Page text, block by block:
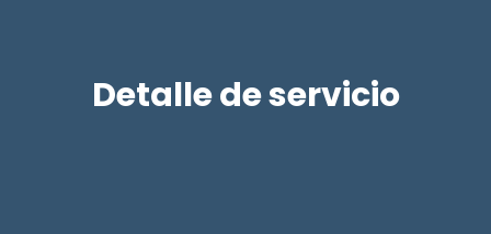
Detalle de servicio